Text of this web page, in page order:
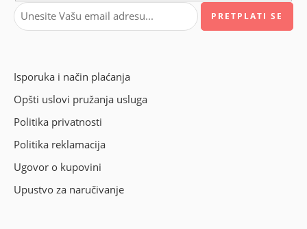
Isporuka i način plaćanja
Opšti uslovi pružanja usluga
Politika privatnosti
Politika reklamacija
Ugovor o kupovini
Upustvo za naručivanje